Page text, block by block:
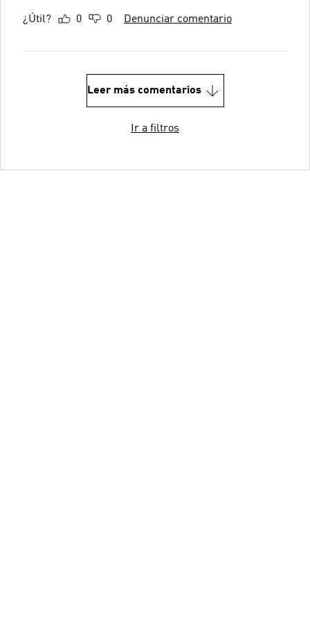
¿Útil? 0 0 Denunciar comentario
Leer más comentarios
Ir a filtros